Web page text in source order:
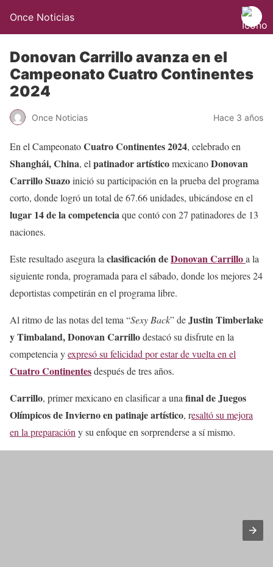
Once Noticias
Donovan Carrillo avanza en el
Campeonato Cuatro Continentes
2024
Once Noticias Hace 3 años
En el CampeonatoCuatro Continentes 2024, celebrado en
Shanghái, China, el patinador artísticomexicanoDonovan
Carrillo Suazoinició su participación en la prueba del programa
corto, donde logró un total de 67.66 unidades, ubicándose en el
lugar 14 de la competenciaque contó con 27 patinadores de 13
naciones.
Este resultado asegura la clasificación deDonovan Carrilloa la
siguiente ronda, programada para el sábado, donde los mejores 24
deportistas competirán en el programa libre.
Al ritmo de las notas del tema “Sexy Back” deJustin Timberlake
y Timbaland, Donovan Carrillodestacó su disfrute en la
competencia yexpresó su felicidad por estar de vuelta en el
Cuatro Continentesdespués de tres años.
Carrillo, primer mexicano en clasificar a una final de Juegos
Olímpicos de Invierno en patinaje artístico, resaltó su mejora
en la preparación y su enfoque en sorprenderse a sí mismo.